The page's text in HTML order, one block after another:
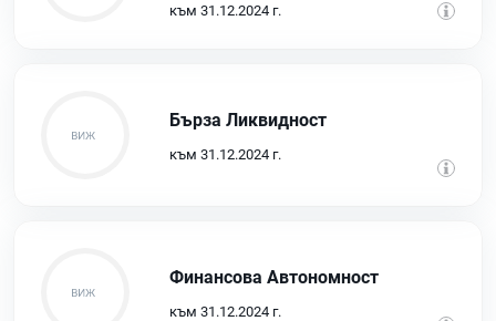
към 31.12.2024 г.
Бърза Ликвидност
към 31.12.2024 г.
Финансова Автономност
към 31.12.2024 г.